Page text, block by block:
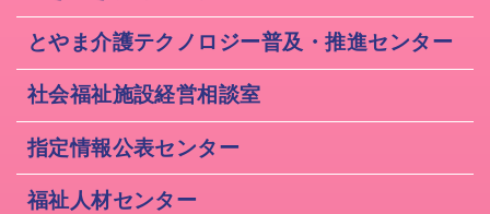
とやま介護テクノロジー普及・推進センター
社会福祉施設経営相談室
指定情報公表センター
福祉人材センター